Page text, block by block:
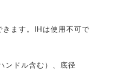
ます。IHは使用不可で
ドル含む）、底径